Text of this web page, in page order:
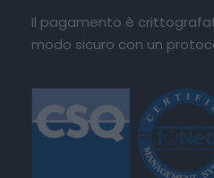
Il pagamento è
modo sicuro con un